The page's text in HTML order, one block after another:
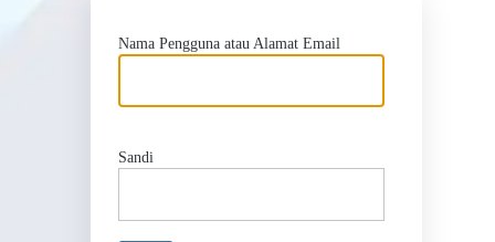
Nama Pengguna atau Alamat Email
Sandi